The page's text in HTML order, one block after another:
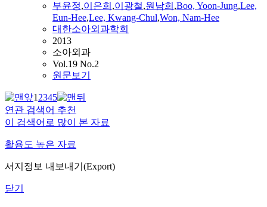
부윤정,이은희 ,이광철,원남희 ,Boo, Yoon-Jung,Lee,
Eun-Hee,Lee, Kwang-Chul,Won, Nam-Hee
대한소아외과학회
2013
소아외과
Vol.19 No.2
원문보기
12345
연관 검색어 추천
이 검색어로 많이 본 자료
활용도 높은 자료
서지정보 내보내기(Export)
닫기